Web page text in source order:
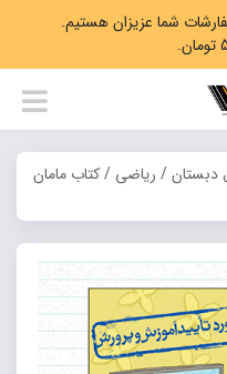
آماده انجام سفارشات شما عزیزان هستیم.
دبستان/ ریاضی / کتاب مامان